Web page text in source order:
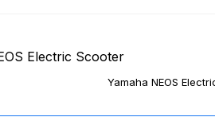
Yamaha NEOS